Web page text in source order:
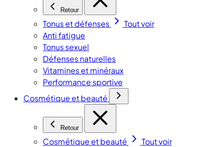
Retour
Tonus et défenses
Tout voir
Anti fatigue
Tonus sexuel
Défenses naturelles
Vitamines et minéraux
Performance sportive
Cosmétique et beauté
Retour
Cosmétique et beauté
Tout voir